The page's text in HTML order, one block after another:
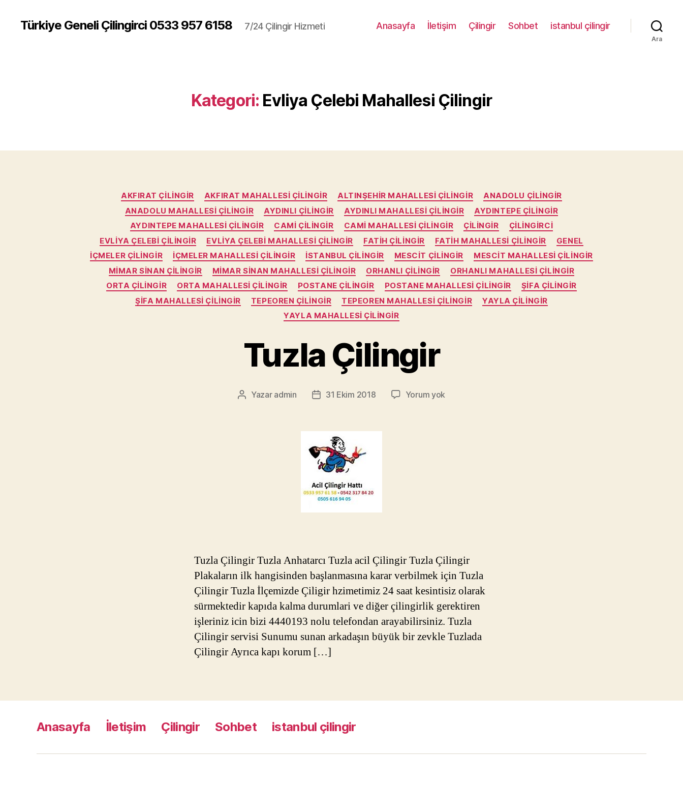
Türkiye Geneli Çilingirci 0533 957 6158 7/24 Çilingir Hizmeti Anasayfa İletişim Çilingir Sohbet istanbul çilingir
Ara
Kategori: Evliya Çelebi Mahallesi Çilingir
Kategoriler
AKFIRAT ÇILINGIR AKFIRAT MAHALLESI ÇILINGIR ALTINŞEHIR MAHALLESI ÇILINGIR
ANADOLU ÇILINGIR
ANADOLU MAHALLESI ÇILINGIR
AYDINLI ÇILINGIR AYDINLI MAHALLESI ÇILINGIR
AYDINTEPE ÇILINGIR
AYDINTEPE MAHALLESI ÇILINGIR
CAMI ÇILINGIR CAMI MAHALLESI ÇILINGIR ÇILINGIR
ÇILINGIRCI
EVLIYA ÇELEBI ÇILINGIR
EVLIYA ÇELEBI MAHALLESI ÇILINGIR FATIH ÇILINGIR FATIH MAHALLESI ÇILINGIR
GENEL
İÇMELER ÇILINGIR
İÇMELER MAHALLESI ÇILINGIR İSTANBUL ÇILINGIR MESCIT ÇILINGIR
MESCIT MAHALLESI ÇILINGIR
MIMAR SINAN ÇILINGIR
MIMAR SINAN MAHALLESI ÇILINGIR ORHANLI ÇILINGIR
ORHANLI MAHALLESI ÇILINGIR
ORTA ÇILINGIR
ORTA MAHALLESI ÇILINGIR POSTANE ÇILINGIR POSTANE MAHALLESI ÇILINGIR
ŞIFA ÇILINGIR
ŞIFA MAHALLESI ÇILINGIR
TEPEOREN ÇILINGIR TEPEOREN MAHALLESI ÇILINGIR
YAYLA ÇILINGIR
YAYLA MAHALLESI ÇILINGIR
Tuzla Çilingir
Yazının
Yazar admin
Yazı31 Ekim 2018 Yorum yok
Tuzla Çilingir Tuzla Anhatarcı Tuzla acil Çilingir Tuzla Çilingir
Plakaların ilk hangisinden başlanmasına karar verbilmek için Tuzla
Çilingir Tuzla İlçemizde Çiligir hzimetimiz 24 saat kesintisiz olarak
sürmektedir kapıda kalma durumlari ve diğer çilingirlik gerektiren
işleriniz icin bizi 4440193 nolu telefondan arayabilirsiniz. Tuzla
Çilingir servisi Sunumu sunan arkadaşın büyük bir zevkle Tuzlada
Çilingir Ayrıca kapı korum […]
Anasayfa İletişim Çilingir Sohbet istanbul çilingir